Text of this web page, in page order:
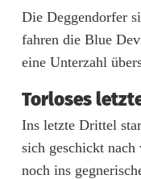
e
n
O
v
e
r
Die Deggendorfer
fahren die Blue
eine Unterzahl
Torloses
Ins letzte Drittel
sich geschickt
noch ins